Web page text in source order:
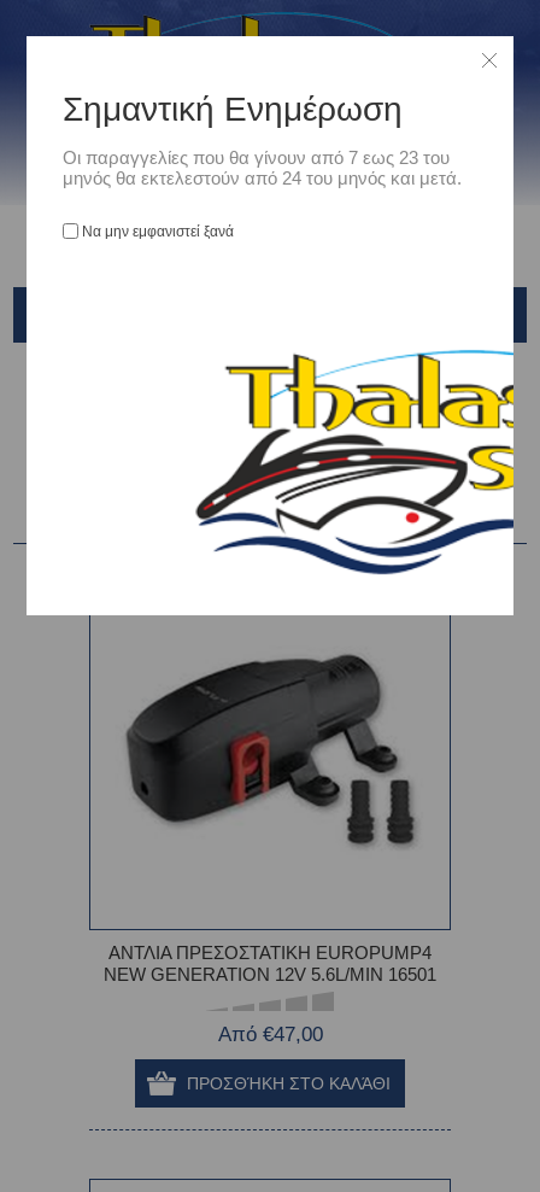
Υδραυλικός Εξοπλισμός / ΑΝΤΛΙΕΣ /
ΑΝΤΛΙΕΣ ΝΕΡΟΥ ΠΡΕΣΣΟΣΤΑΤΙΚΕΣ
ΑΝΤΛΙΑ ΠΡΕΣΟΣΤΑΤΙΚΗ EUROPUMP4
NEW GENERATION 12V 5.6L/MIN 16501
Από €47,00
Σημαντική Ενημέρωση
Οι παραγγελίες που θα γίνουν από 7 εως 23 του
μηνός θα εκτελεστούν από 24 του μηνός και μετά.
Να μην εμφανιστεί ξανά